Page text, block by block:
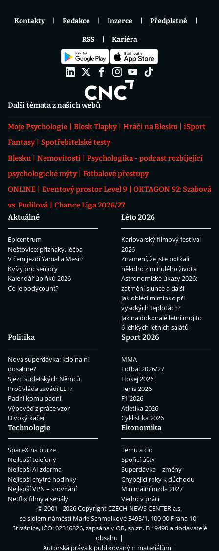
Další témata z našich webů
Moje Psychologie Blesk Tlapky Hráči na Blesku
iSport
Fantasy
Spotřebitelské testy
Blesku
Nemovitosti
Psychologika - podcast rozbíjející
psychologické mýty
Fotbalové přestupy
ONLINE
Eventový prostor Level 9
OKTAGON 92: Szabová
vs. Pudilová
Chance Liga 2026/27
Aktuálně
Epicentrum
Neštovice: příznaky, léčba
V čem jezdí Yamal a Mesii?
Kvízy pro seniory
Kalendář úplňků 2026
Co je bodycount?
Léto 2026
Karlovarský filmový festival
2026
Znamení, že jste potkali
někoho z minulého života
Astronomické úkazy 2026:
zatmění slunce a další
Jak obléci miminko při
vysokých teplotách?
Jak na dokonalé letní mojito
6 lehkých letních salátů
Politika
Nová superdávka: kdo na ní
dosáhne?
Sjezd sudetských Němců
Proč vláda zavádí EET?
Padni komu padni
Výpověď z práce vzor
Divoký kačer
Sport 2026
MMA
Fotbal 2026/27
Hokej 2026
Tenis 2026
F1 2026
Atletika 2026
Cyklistika 2026
Technologie
SpaceX na burze
Nejlepší telefony
Nejlepší AI zdarma
Nejlepší chytré hodinky
Nejlepší VPN – srovnání
Netflix filmy a seriály
Ekonomika
Temu a clo
Spořicí účty
Superdávka – změny
Chybějící roky k důchodu
Minimální mzda 2027
Vedro v práci
Kontakty Redakce Inzerce Předplatné
RSS Kariéra
© 2001 - 2026 CopyrightCZECH NEWS CENTER a.s.
se sídlem náměstí Marie Schmolkové 3493/1, 100 00 Praha 10 -
Strašnice, IČO: 02346826, zapsána v OR, sp.zn. B 19490 a dodavatelé
obsahu
Autorská práva k publikovaným materiálům